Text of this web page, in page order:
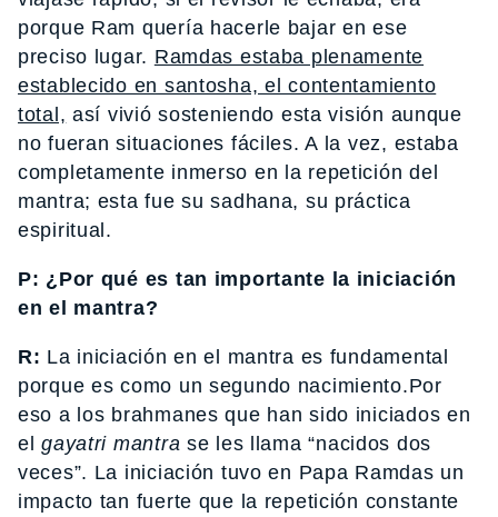
porque Ram quería hacerle bajar en ese
preciso lugar. Ramdas estaba plenamente
establecido en santosha, el contentamiento
total, así vivió sosteniendo esta visión aunque
no fueran situaciones fáciles. A la vez, estaba
completamente inmerso en la repetición del
mantra; esta fue su sadhana, su práctica
espiritual.
P: ¿Por qué es tan importante la iniciación
en el mantra?
R: La iniciación en el mantra es fundamental
porque es como un segundo nacimiento.Por
eso a los brahmanes que han sido iniciados en
elgayatri mantra se les llama “nacidos dos
veces”. La iniciación tuvo en Papa Ramdas un
impacto tan fuerte que la repetición constante